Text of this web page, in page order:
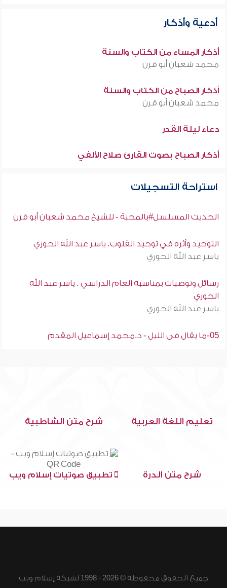
أدعية وأذكار
أذكار المساء من الكتاب والسنة
محمد شعبان أبو قرن
أذكار الصباح من الكتاب والسنة
محمد شعبان أبو قرن
دعاء ليلة القدر
أذكار الصباح بصوت القارئ صلاح الألفي
استراحة التسجيلات
الحديث المسلسل#بالمحبة - للشيخ محمد شعبان أبو قرن
التوحيد وأثره في توحيد القلوب. ياسر عبد الله الحوري
ياسر عبد الله الحوري
رسائل وتوصيات بمناسبة العام الدراسي . ياسر عبد الله
الحوري
ياسر عبد الله الحوري
05-ما يقال فى الليل - د.محمد إسماعيل المقدم
تعليم اللغة العربية شرح متن الشاطبية
شرح متن الدرة تطبيق صوتيات إسلام ويب
جميع الحقوق محفوظة © 2026 - 1998 لشبكة إسلام ويب